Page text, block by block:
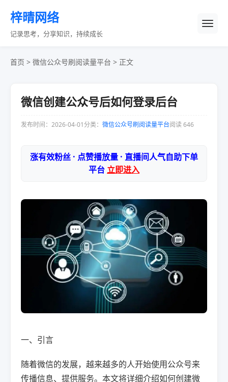
梓晴网络
记录思考，分享知识，持续成长
首页 > 微信公众号刷阅读量平台 > 正文
微信创建公众号后如何登录后台
发布时间：2026-04-01分类： 微信公众号刷阅读量平台阅读 646
涨有效粉丝 · 点赞播放量 · 直播间人气自助下单
平台立即进入
一、引言
随着微信的发展，越来越多的人开始使用公众号来
传播信息、提供服务。本文将详细介绍如何创建微